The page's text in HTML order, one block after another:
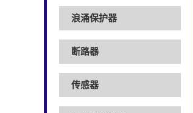
浪涌保护器
断路器
传感器